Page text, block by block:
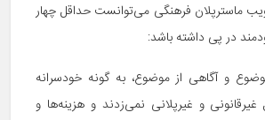
ماسترپلان فرهنگی می‌توانست حداقل چهار
در پی داشته باشد:
و آگاهی از موضوع، به گونه خودسرانه
و غیرپلانی نمی‌زدند و هزینه‌ها و